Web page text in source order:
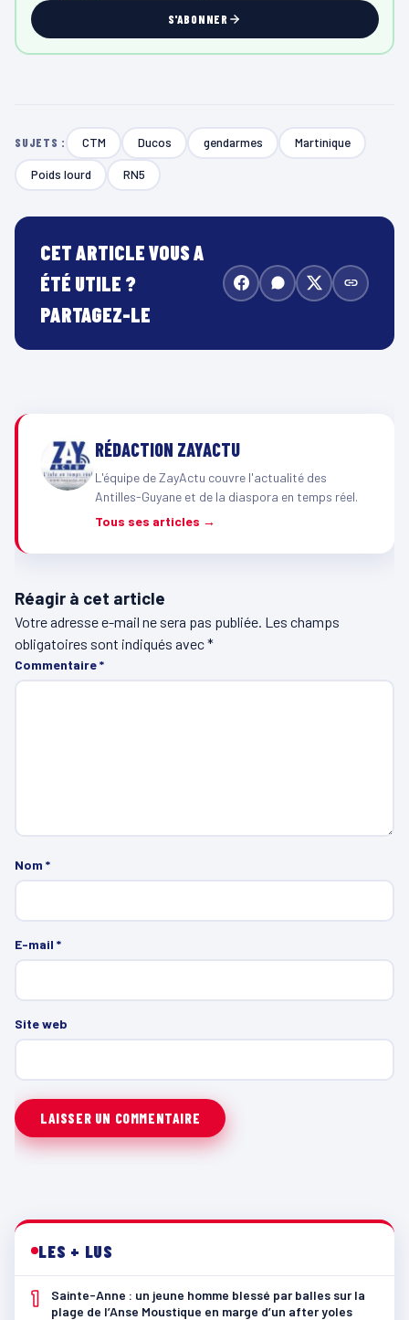
S'ABONNER
SUJETS : CTM Ducos gendarmes Martinique
Poids lourd RN5
CET ARTICLE VOUS A
ÉTÉ UTILE ?
PARTAGEZ-LE
RÉDACTION ZAYACTU
L'équipe de ZayActu couvre l'actualité des
Antilles-Guyane et de la diaspora en temps réel.
Tous ses articles →
Réagir à cet article
Votre adresse e-mail ne sera pas publiée. Les champs
obligatoires sont indiqués avec*
Commentaire*
Nom *
E-mail *
Site web
LES + LUS
1
Sainte-Anne : un jeune homme blessé par balles sur la
plage de l’Anse Moustique en marge d’un after yoles